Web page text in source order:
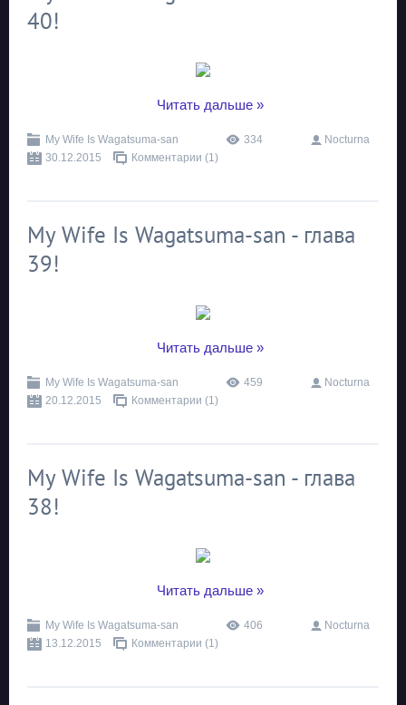
40!
Читать дальше »
My Wife Is Wagatsuma-san 334
Nocturna
30.12.2015
Комментарии (1)
My Wife Is Wagatsuma-san - глава
39!
Читать дальше »
My Wife Is Wagatsuma-san 459
Nocturna
20.12.2015
Комментарии (1)
My Wife Is Wagatsuma-san - глава
38!
Читать дальше »
My Wife Is Wagatsuma-san 406
Nocturna
13.12.2015
Комментарии (1)